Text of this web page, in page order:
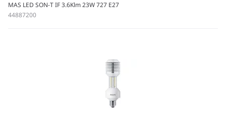
MAS LED SON-T IF 3.6Klm 23W 727 E27
44887200